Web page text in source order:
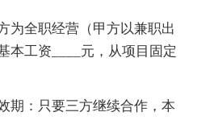
为全职经营（甲方以兼职出
本工资____元，从项目固定
期：只要三方继续合作，本